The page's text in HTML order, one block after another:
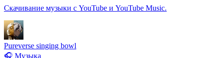
Скачивание музыки с YouTube и YouTube Music.
Pureverse singing bowl
🎧 Музыка